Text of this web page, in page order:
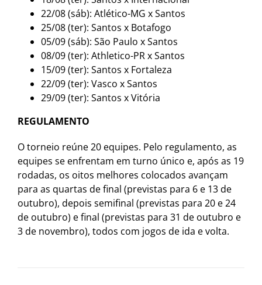
22/08 (sáb): Atlético-MG x Santos
25/08 (ter): Santos x Botafogo
05/09 (sáb): São Paulo x Santos
08/09 (ter): Athletico-PR x Santos
15/09 (ter): Santos x Fortaleza
22/09 (ter): Vasco x Santos
29/09 (ter): Santos x Vitória
REGULAMENTO
O torneio reúne 20 equipes. Pelo regulamento, as
equipes se enfrentam em turno único e, após as 19
rodadas, os oitos melhores colocados avançam
para as quartas de final (previstas para 6 e 13 de
outubro), depois semifinal (previstas para 20 e 24
de outubro) e final (previstas para 31 de outubro e
3 de novembro), todos com jogos de ida e volta.